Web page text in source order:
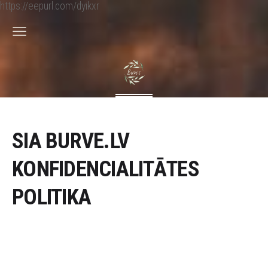
https://eepurl.com/dyikxr
SIA BURVE.LV
KONFIDENCIALITĀTES
POLITIKA